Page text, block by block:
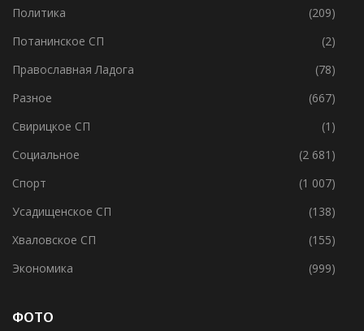
Пашское СП
(42)
Политика
(209)
Потанинское СП
(2)
Православная Ладога
(78)
Разное
(667)
Свирицкое СП
(1)
Социальное
(2 681)
Спорт
(1 007)
Усадищенское СП
(138)
Хваловское СП
(155)